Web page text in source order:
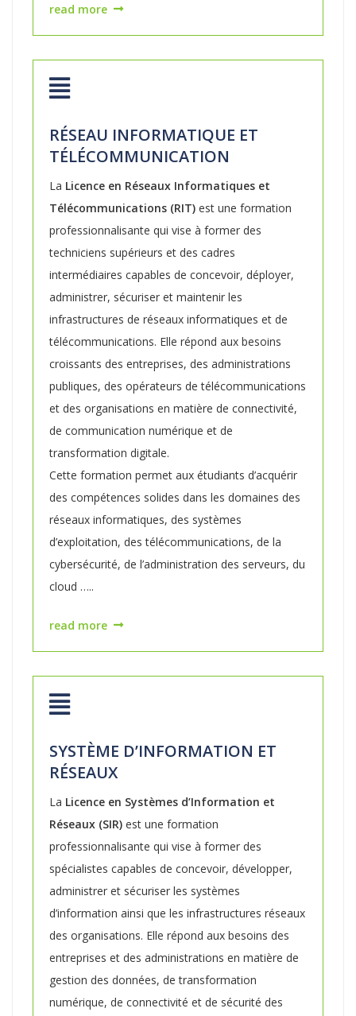
read more
RÉSEAU INFORMATIQUE ET
TÉLÉCOMMUNICATION
La Licence en Réseaux Informatiques et
Télécommunications (RIT) est une formation
professionnalisante qui vise à former des
techniciens supérieurs et des cadres
intermédiaires capables de concevoir, déployer,
administrer, sécuriser et maintenir les
infrastructures de réseaux informatiques et de
télécommunications. Elle répond aux besoins
croissants des entreprises, des administrations
publiques, des opérateurs de télécommunications
et des organisations en matière de connectivité,
de communication numérique et de
transformation digitale.
Cette formation permet aux étudiants d’acquérir
des compétences solides dans les domaines des
réseaux informatiques, des systèmes
d’exploitation, des télécommunications, de la
cybersécurité, de l’administration des serveurs, du
cloud …..
read more
SYSTÈME D’INFORMATION ET
RÉSEAUX
La Licence en Systèmes d’Information et
Réseaux (SIR) est une formation
professionnalisante qui vise à former des
spécialistes capables de concevoir, développer,
administrer et sécuriser les systèmes
d’information ainsi que les infrastructures réseaux
des organisations. Elle répond aux besoins des
entreprises et des administrations en matière de
gestion des données, de transformation
numérique, de connectivité et de sécurité des